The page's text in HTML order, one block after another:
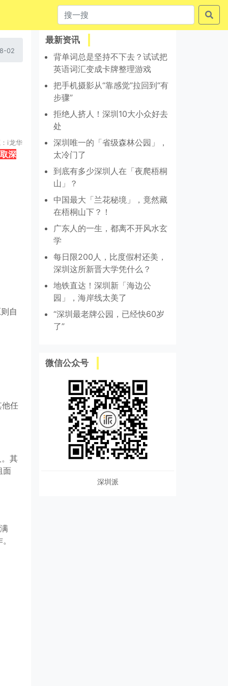
02
i龙华
深
自
他任
其
面
最新资讯
背单词总是坚持不下去？试试把
英语词汇变成卡牌整理游戏
把手机摄影从“靠感觉”拉回到“有
步骤”
拒绝人挤人！深圳10大小众好去
处
深圳唯一的「省级森林公园」，
太冷门了
到底有多少深圳人在「夜爬梧桐
山」？
中国最大「兰花秘境」，竟然藏
在梧桐山下？！
广东人的一生，都离不开风水玄
学
每日限200人，比度假村还美，
深圳这所新晋大学凭什么？
地铁直达！深圳新「海边公
园」，海岸线太美了
“深圳最老牌公园，已经快60岁
了”
微信公众号
深圳派